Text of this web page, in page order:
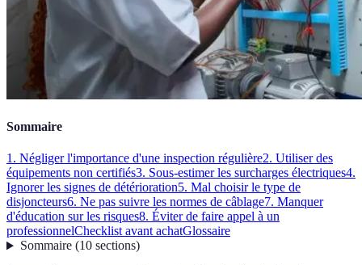
Sommaire
1. Négliger l'importance d'une inspection régulière2. Utiliser des
équipements non certifiés3. Sous-estimer les surcharges électriques4.
Ignorer les signes de détérioration5. Mal choisir le type de
disjoncteurs6. Ne pas suivre les normes de câblage7. Manquer
d'éducation sur les risques8. Éviter de faire appel à un
professionnelChecklist avant achatGlossaire
Sommaire(10 sections)